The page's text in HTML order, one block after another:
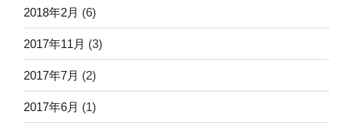
2018年2月 (6)
2017年11月 (3)
2017年7月 (2)
2017年6月 (1)